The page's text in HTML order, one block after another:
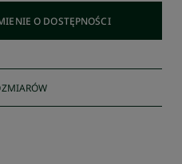
O DOSTĘPNOŚCI